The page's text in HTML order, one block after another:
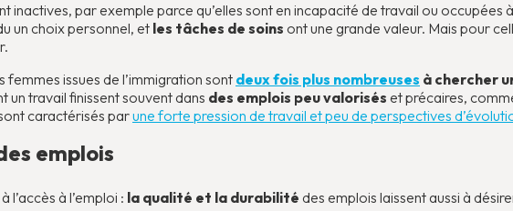
inactives, par exemple parce qu’elles sont en incapacité de travail ou occupées
un choix personnel, et les tâches de soins ont une grande valeur. Mais pour
femmes issues de l’immigration sont deux fois plus nombreuses à chercher
un travail finissent souvent dans des emplois peu valorisés et précaires,
caractérisés parune forte pression de travail et peu de perspectives
emplois
l’accès à l’emploi : la qualité et la durabilité des emplois laissent aussi à